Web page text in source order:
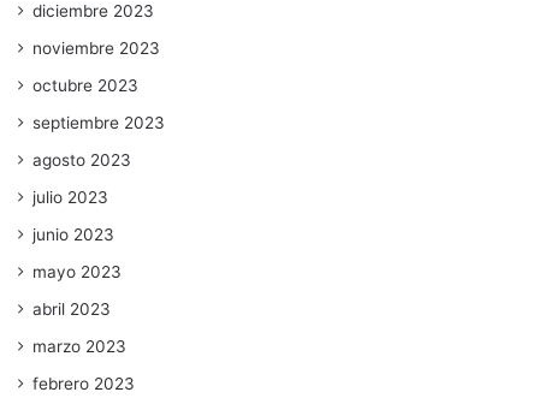
diciembre 2023
noviembre 2023
octubre 2023
septiembre 2023
agosto 2023
julio 2023
junio 2023
mayo 2023
abril 2023
marzo 2023
febrero 2023